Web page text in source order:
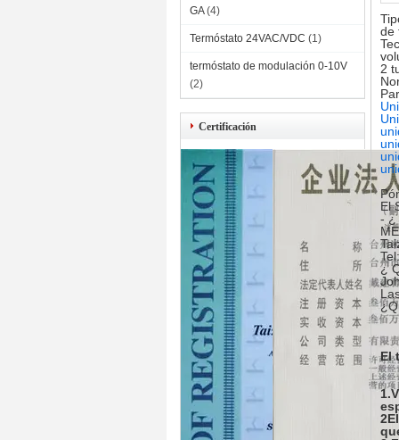
GA (4)
Termóstato 24VAC/VDC (1)
termóstato de modulación 0-10V
(2)
Certificación
de
2
El
- ¿
¿
El